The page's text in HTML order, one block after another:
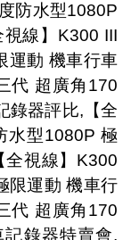
防水型1080P
線】K300 III
運動 機車行車
代 超廣角170
錄器評比,【全
水型1080P 極
全視線】K300
限運動 機車行
代 超廣角170
錄器特賣會,